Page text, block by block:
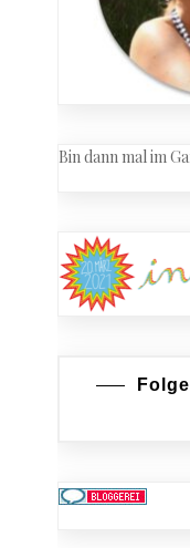
Bin dann mal im